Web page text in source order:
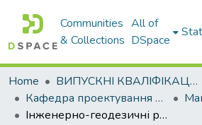
Communities
& Collections
All of
DSpace
Home
ВИПУСКНІ КВАЛІФІКАЦІЙНІ РОБОТИ
Кафедра проектування доріг, геодезії і землеустрою
Інженерно-геодезичні роботи для складання проєкту капітального ремонту автомобільної дороги державного значення Н-23 Кропивницький – Кривий Ріг – Запоріжжя на ділянці км 140+056 – км 155+050 у Дніпропетровській області